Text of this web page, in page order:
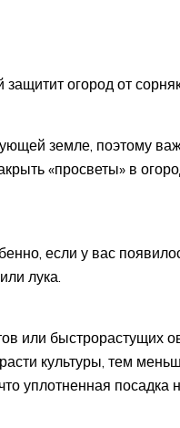
огород от
земле, поэтому
«просветы» в
если у вас
лука.
или быстрорастущих
культуры, тем
уплотненная